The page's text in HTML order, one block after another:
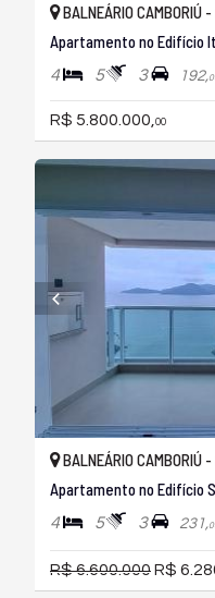
BALNEÁRIO CAMBORIÚ -
Apartamento no Edifício
4 5 3 192,
R$ 5.800.000, 00
BALNEÁRIO CAMBORIÚ -
Apartamento no Edifício
4 5 3 231,
R$ 6.600.000R$